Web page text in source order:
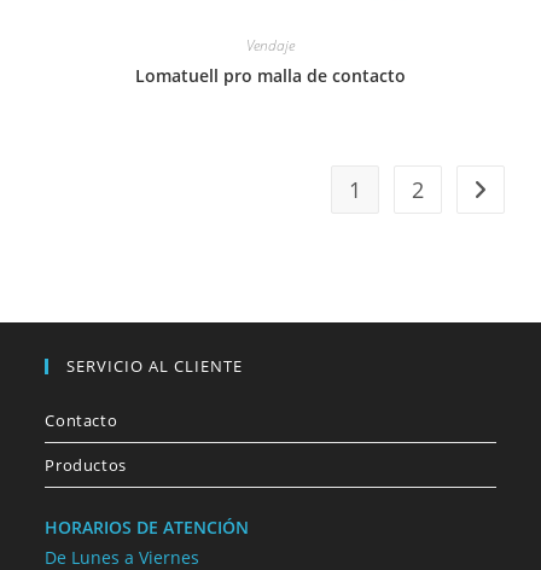
Vendaje
Lomatuell pro malla de contacto
1 2
SERVICIO AL CLIENTE
Contacto
Productos
HORARIOS DE ATENCIÓN
De Lunes a Viernes